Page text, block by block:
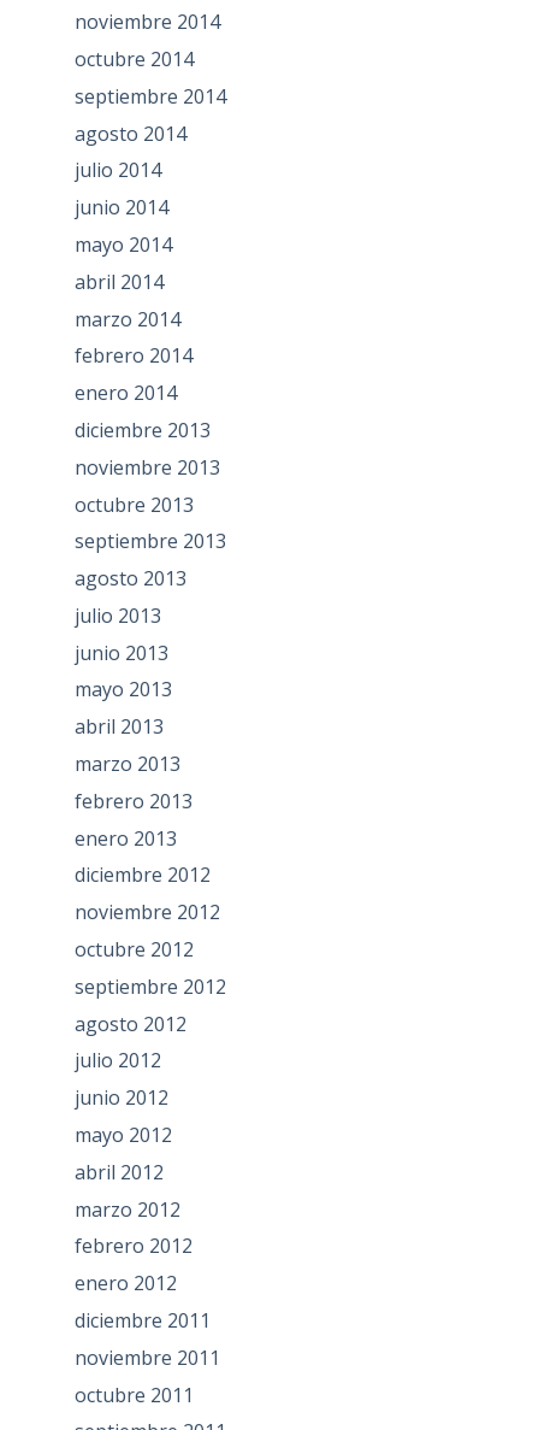
noviembre 2014
octubre 2014
septiembre 2014
agosto 2014
julio 2014
junio 2014
mayo 2014
abril 2014
marzo 2014
febrero 2014
enero 2014
diciembre 2013
noviembre 2013
octubre 2013
septiembre 2013
agosto 2013
julio 2013
junio 2013
mayo 2013
abril 2013
marzo 2013
febrero 2013
enero 2013
diciembre 2012
noviembre 2012
octubre 2012
septiembre 2012
agosto 2012
julio 2012
junio 2012
mayo 2012
abril 2012
marzo 2012
febrero 2012
enero 2012
diciembre 2011
noviembre 2011
octubre 2011